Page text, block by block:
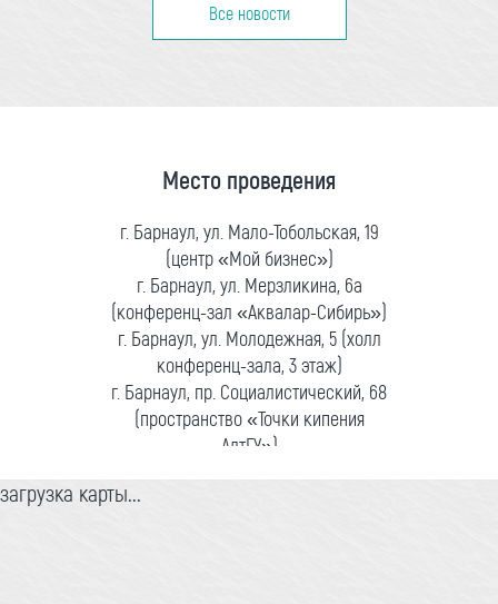
Все новости
Место проведения
г. Барнаул, ул. Мало-Тобольская, 19
(центр «Мой бизнес»)
г. Барнаул, ул. Мерзликина, 6а
(конференц-зал «Аквалар-Сибирь»)
г. Барнаул, ул. Молодежная, 5 (холл
конференц-зала, 3 этаж)
г. Барнаул, пр. Социалистический, 68
(пространство «Точки кипения
АлтГУ»)
загрузка карты...